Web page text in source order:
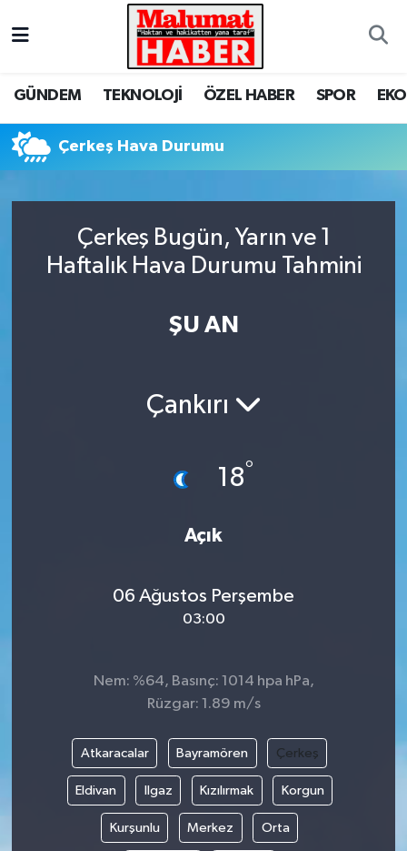
GÜNDEM TEKNOLOJİ ÖZEL HABER SPOR
Çerkeş Hava Durumu
Çerkeş Bugün, Yarın ve 1
Haftalık Hava Durumu Tahmini
ŞU AN
Çankırı
18°
Açık
06 Ağustos Perşembe
03:00
Nem: %64, Basınç: 1014 hpa hPa,
Rüzgar: 1.89 m/s
Atkaracalar Bayramören Çerkeş
Eldivan Ilgaz Kızılırmak Korgun
Kurşunlu Merkez Orta
Nöbetçi Eczaneler
Tüm Manşetler